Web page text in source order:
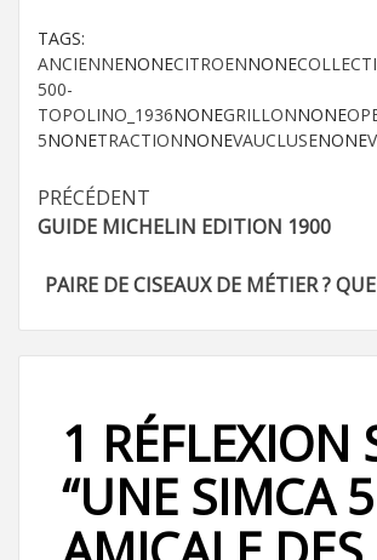
TAGS:
ANCIENNENONECITROENNONE
500-
TOPOLINO_1936NONEGRILLONNONE
5NONETRACTIONNONEVAUCLUSENONE
Navigation
d’article
PRÉCÉDENT
GUIDE MICHELIN EDITION 1900
PAIRE DE CISEAUX DE MÉTIER ?
1 RÉFLEXION
“UNE SIMCA 5